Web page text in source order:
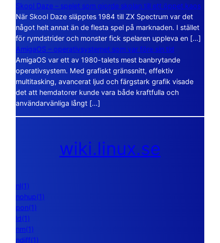
Skool Daze – spelet som gjorde skolan till ett öppet kaos
När Skool Daze släpptes 1984 till ZX Spectrum var det
något helt annat än de flesta spel på marknaden. I stället
för rymdstrider och monster fick spelaren uppleva en […]
AmigaOS – operativsystemet som var före sin tid
AmigaOS var ett av 1980-talets mest banbrytande
operativsystem. Med grafiskt gränssnitt, effektiv
multitasking, avancerat ljud och färgstark grafik visade
det att hemdatorer kunde vara både kraftfulla och
användarvänliga långt […]
wiki.linux.se
nl(1)
nohup(1)
pon(1)
ld(1)
nm(1)
ndiff(1)